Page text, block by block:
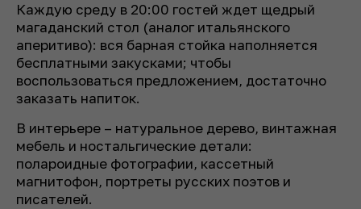
Каждую среду в 20:00 гостей ждет щедрый
магаданский стол (аналог итальянского
аперитиво): вся барная стойка наполняется
бесплатными закусками; чтобы
воспользоваться предложением, достаточно
заказать напиток.
В интерьере – натуральное дерево, винтажная
мебель и ностальгические детали:
полароидные фотографии, кассетный
магнитофон, портреты русских поэтов и
писателей.